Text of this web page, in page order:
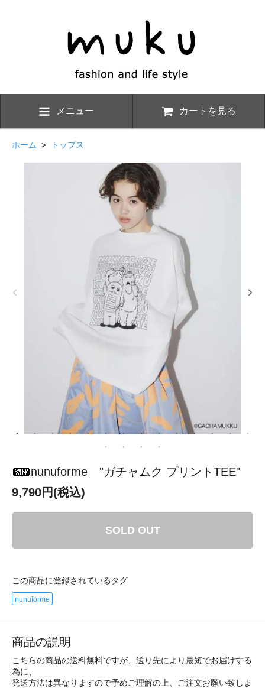
メニュー カートを見る
ホーム > トップス
nunuforme "ガチャムク プリントTEE"
9,790円(税込)
SOLD OUT
この商品に登録されているタグ
nunuforme
商品の説明
こちらの商品の送料無料ですが、送り先により最短でお届けする
為に、
発送方法は異なりますので予めご理解の上、ご注文お願い致しま